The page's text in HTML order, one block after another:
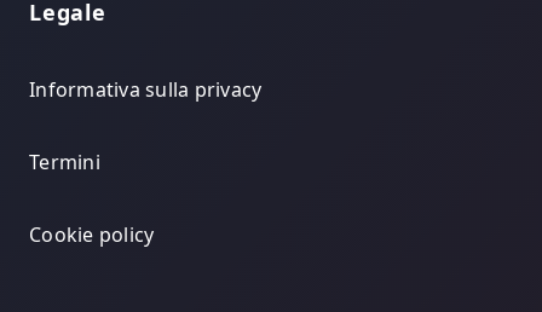
Legale
Informativa sulla privacy
Termini
Cookie policy